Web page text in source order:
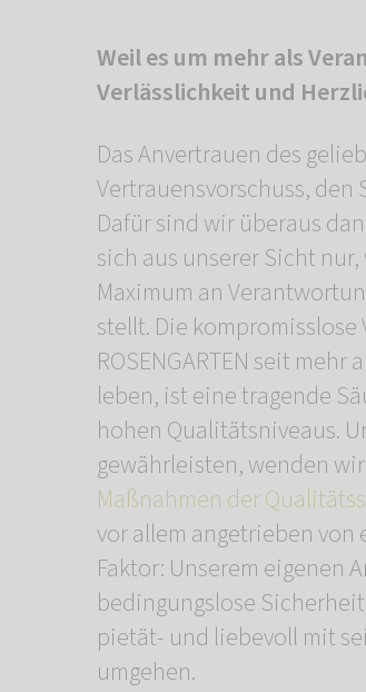
Weil es um mehr als
Verlässlichkeit und
Das Anvertrauen des
Vertrauensvorschuss,
Dafür sind wir überaus
sich aus unserer Sicht
Maximum an
stellt. Die
ROSENGARTEN seit
leben, ist eine tragende
hohen Qualitätsniveaus.
gewährleisten, wenden
Maßnahmen der
vor allem angetrieben
Faktor: Unserem eigenen
bedingungslose
pietät- und liebevoll mit
umgehen.